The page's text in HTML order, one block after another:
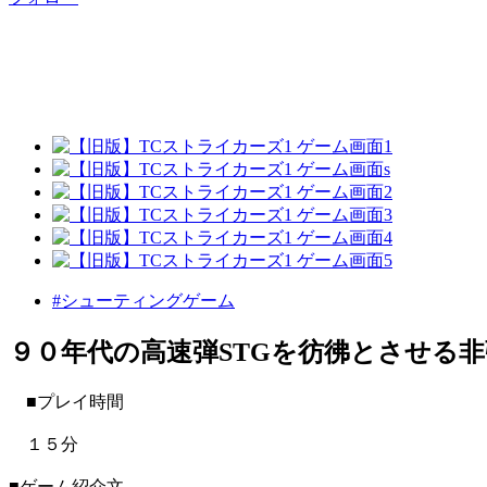
#シューティングゲーム
９０年代の高速弾STGを彷彿とさせる
■プレイ時間
１５分